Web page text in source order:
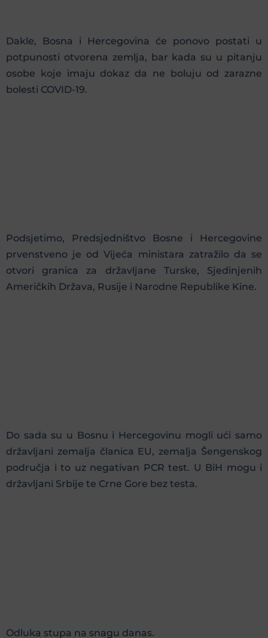
Dakle, Bosna i Hercegovina će ponovo postati u
potpunosti otvorena zemlja, bar kada su u pitanju
osobe koje imaju dokaz da ne boluju od zarazne
bolesti COVID-19.
Podsjetimo, Predsjedništvo Bosne i Hercegovine
prvenstveno je od Vijeća ministara zatražilo da se
otvori granica za državljane Turske, Sjedinjenih
Američkih Država, Rusije i Narodne Republike Kine.
Do sada su u Bosnu i Hercegovinu mogli ući samo
državljani zemalja članica EU, zemalja Šengenskog
područja i to uz negativan PCR test. U BiH mogu i
državljani Srbije te Crne Gore bez testa.
Odluka stupa na snagu danas.